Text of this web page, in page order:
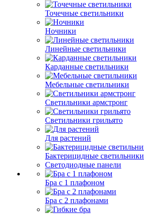
Точечные светильники
Ночники
Линейные светильники
Карданные светильники
Мебельные светильники
Светильники армстронг
Светильники грильято
Для растений
Бактерицидные светильники
Светодиодные панели
Бра с 1 плафоном
Бра с 2 плафонами